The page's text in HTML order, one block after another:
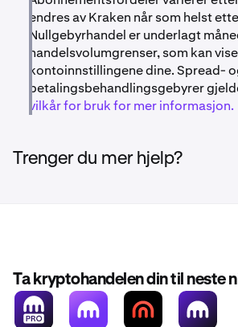
kvalifisert.
endres av Kraken når som helst
Nullgebyrhandel er underlagt
handelsvolumgrenser, som kan
kontoinnstillingene dine. Spread-
betalingsbehandlingsgebyrer
vilkår for bruk for mer informasjon.
Trenger du mer hjelp?
Ta kryptohandelen din til neste